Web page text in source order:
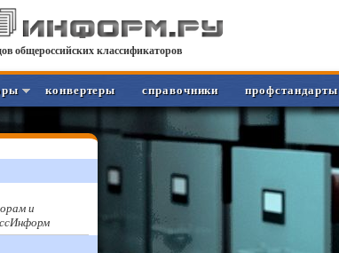
общероссийских классификаторов
конвертеры справочники профстандарты
и